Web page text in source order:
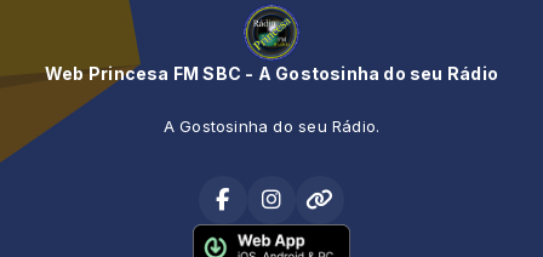
Web Princesa FM SBC - A Gostosinha do seu Rádio
A Gostosinha do seu Rádio.